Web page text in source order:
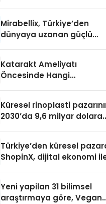
Mirabellix, Türkiye’den
dünyaya uzanan güçlü
Katarakt Ameliyatı
Öncesinde Hangi
Küresel rinoplasti
2030’da 9,6 milyar dolara
Türkiye’den küresel
ShopinX, dijital ekonomi
Yeni yapilan 31 bilimsel
araştırmaya göre, Vegan